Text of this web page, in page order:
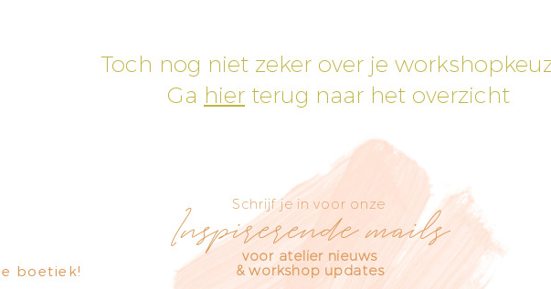
Toch nog niet zeker over je
Ga hier terug naar het overzicht
boetiek​!
Inspirerende mails
Schrijf je in voor onze
voor atelier nieuws
& workshop updates